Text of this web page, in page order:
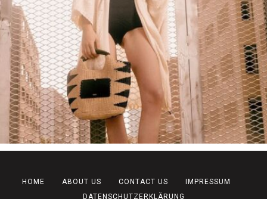
HOME ABOUT US CONTACT US
IMPRESSUM
DATENSCHUTZERKLÄRUNG